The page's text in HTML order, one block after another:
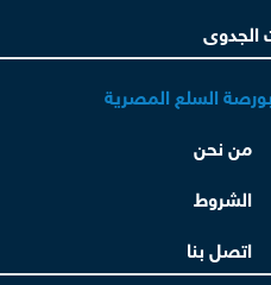
الجدوى
السلع المصرية
من نحن
الشروط
اتصل بنا